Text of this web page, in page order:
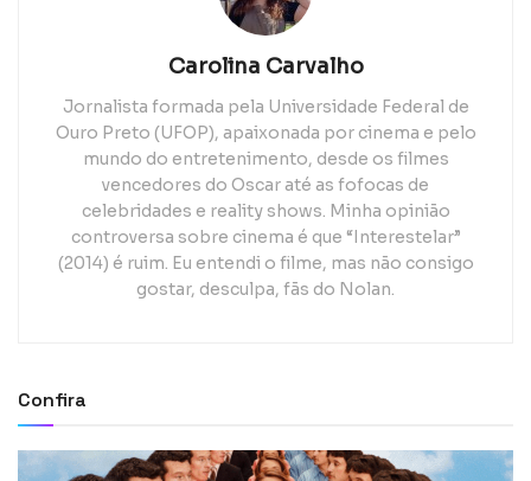
Carolina Carvalho
Jornalista formada pela Universidade Federal de
Ouro Preto (UFOP), apaixonada por cinema e pelo
mundo do entretenimento, desde os filmes
vencedores do Oscar até as fofocas de
celebridades e reality shows. Minha opinião
controversa sobre cinema é que “Interestelar”
(2014) é ruim. Eu entendi o filme, mas não consigo
gostar, desculpa, fãs do Nolan.
Confira